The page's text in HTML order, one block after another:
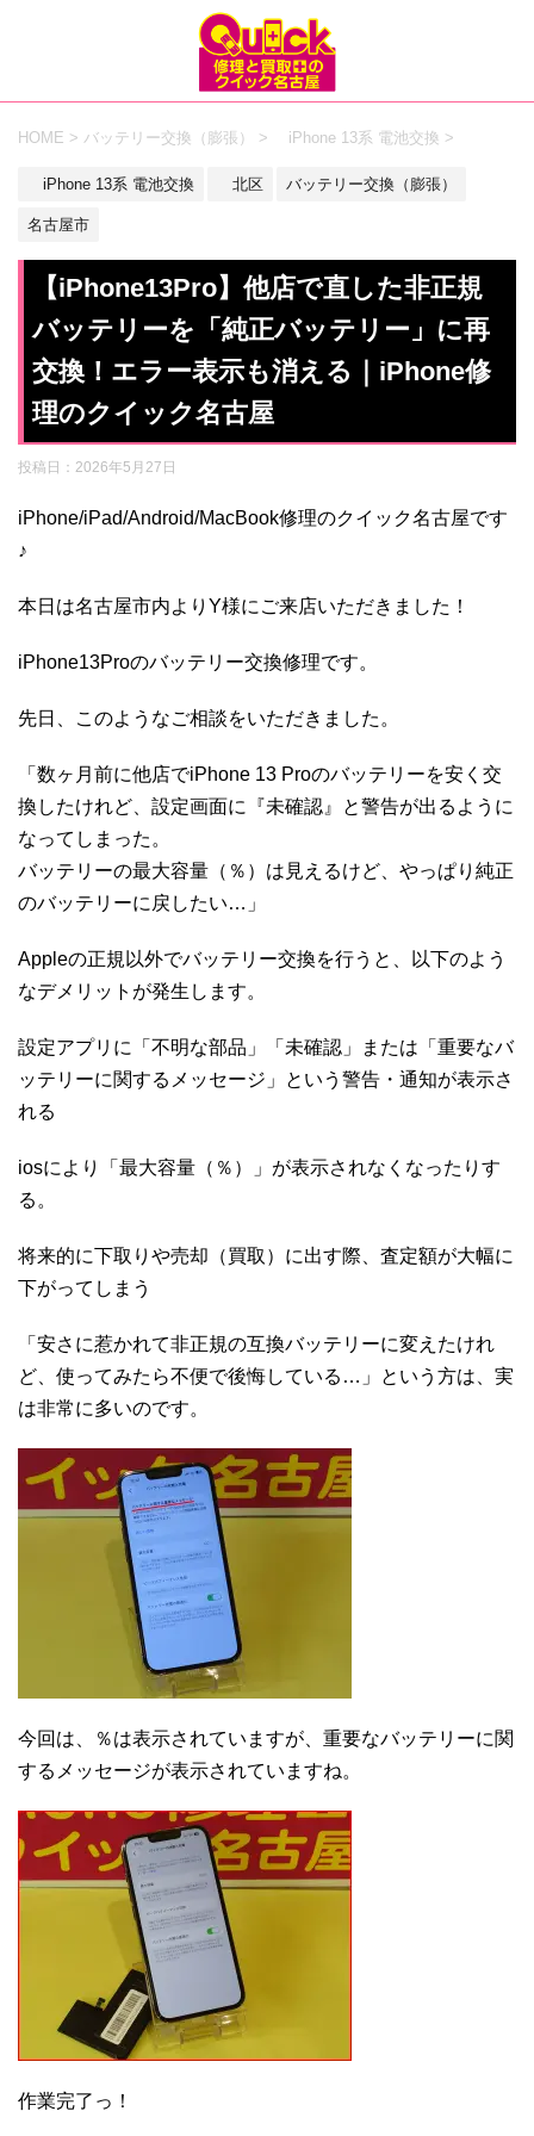
HOME > バッテリー交換（膨張） > iPhone 13系 電池交換 >
iPhone 13系 電池交換 北区 バッテリー交換（膨張）
名古屋市
【iPhone13Pro】他店で直した非正規
バッテリーを「純正バッテリー」に再
交換！エラー表示も消える｜iPhone修
理のクイック名古屋
投稿日： 2026年5月27日
iPhone/iPad/Android/MacBook修理のクイック名古屋です
♪
本日は名古屋市内よりY様にご来店いただきました！
iPhone13Proのバッテリー交換修理です。
先日、このようなご相談をいただきました。
「数ヶ月前に他店でiPhone 13 Proのバッテリーを安く交
換したけれど、設定画面に『未確認』と警告が出るように
なってしまった。
バッテリーの最大容量（％）は見えるけど、やっぱり純正
のバッテリーに戻したい…」
Appleの正規以外でバッテリー交換を行うと、以下のよう
なデメリットが発生します。
設定アプリに「不明な部品」「未確認」または「重要なバ
ッテリーに関するメッセージ」という警告・通知が表示さ
れる
iosにより「最大容量（％）」が表示されなくなったりす
る。
将来的に下取りや売却（買取）に出す際、査定額が大幅に
下がってしまう
「安さに惹かれて非正規の互換バッテリーに変えたけれ
ど、使ってみたら不便で後悔している…」という方は、実
は非常に多いのです。
今回は、％は表示されていますが、重要なバッテリーに関
するメッセージが表示されていますね。
作業完了っ！